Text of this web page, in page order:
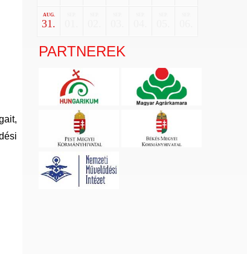
AUG.
31.
PARTNEREK